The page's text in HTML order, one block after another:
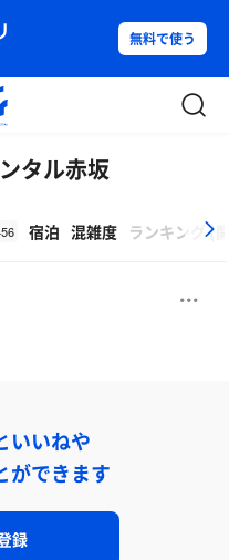
無料で使う
タル赤坂
宿泊 混雑度 ランキング(
いいねや
ができます
録